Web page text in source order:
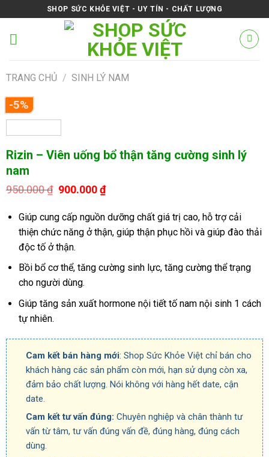
to
content
SHOP SỨC KHỎE VIỆT - UY TÍN - CHẤT LƯỢNG
TRANG CHỦ / SINH LÝ NAM
-5%
Rizin – Viên uống bổ thận tăng cường sinh lý
nam
950.000₫ Giá
950.000 ₫.
900.000₫Giá
tại
là:
900.000 ₫.
Giúp cung cấp nguồn dưỡng chất giá trị cao, hỗ trợ cải
thiện chức năng ở thận, giúp thận phục hồi và giúp đào thải
độc tố ở thận.
Bồi bổ cơ thể, tăng cường sinh lực, tăng cường thể trạng
cho người dùng.
Giúp tăng sản xuất hormone nội tiết tố nam nội sinh 1 cách
tự nhiên.
Cam kết bán hàng mới: Shop Sức Khỏe Việt chỉ bán cho
khách hàng các sản phẩm còn mới, hạn sử dụng còn xa,
đảm bảo chất lượng. Nói không với hàng hết date, cận
date.
Cam kết tư vấn đúng: Chuyên nghiệp và chân thành tư
vấn từ tâm, tư vấn đúng vấn đề, đúng hàng, đúng cách
dùng.